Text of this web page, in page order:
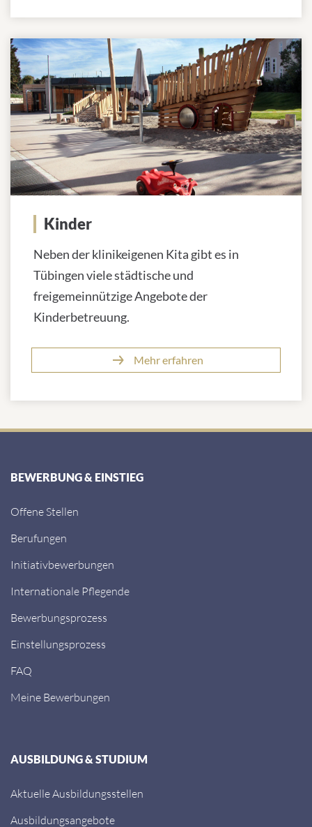
Kinder
Neben der klinikeigenen Kita gibt es in
Tübingen viele städtische und
freigemeinnützige Angebote der
Kinderbetreuung.
Mehr erfahren
BEWERBUNG & EINSTIEG
Offene Stellen
Berufungen
Initiativbewerbungen
Internationale Pflegende
Bewerbungsprozess
Einstellungsprozess
FAQ
Meine Bewerbungen
AUSBILDUNG & STUDIUM
Aktuelle Ausbildungsstellen
Ausbildungsangebote